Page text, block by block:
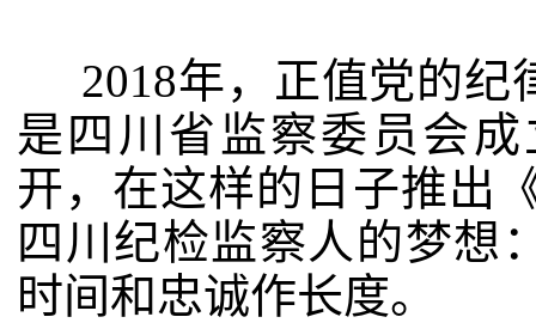
2018年，正值党的纪
是四川省监察委员会
开，在这样的日子推出
四川纪检监察人的梦想
时间和忠诚作长度。